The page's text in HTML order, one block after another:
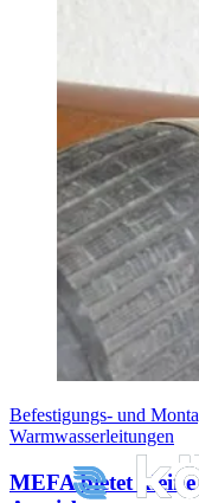
Befestigungs- und
Warmwasserleitungen
MEFA bietet